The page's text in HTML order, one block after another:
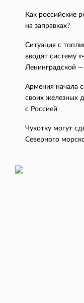
Как российские
на заправках?
Ситуация с
вводят систему
Ленинградской
Армения начала
своих железных
с Россией
Чукотку могут
Северного